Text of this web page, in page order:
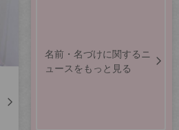
名前・名づけに関するニ
ュースをもっと見る